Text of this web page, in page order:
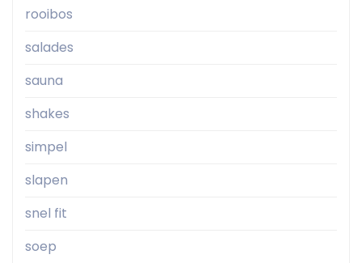
rooibos
salades
sauna
shakes
simpel
slapen
snel fit
soep